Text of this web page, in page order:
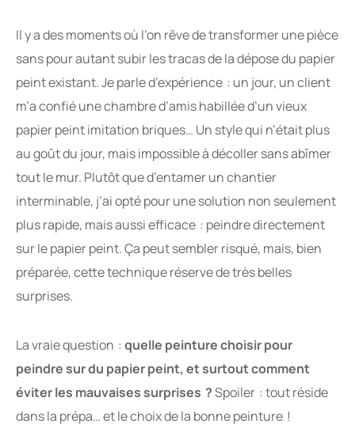
Il y a des moments où l’on rêve de transformer une pièce
sans pour autant subir les tracas de la dépose du papier
peint existant. Je parle d’expérience : un jour, un client
m’a confié une chambre d’amis habillée d’un vieux
papier peint imitation briques… Un style qui n’était plus
au goût du jour, mais impossible à décoller sans abîmer
tout le mur. Plutôt que d’entamer un chantier
interminable, j’ai opté pour une solution non seulement
plus rapide, mais aussi efficace : peindre directement
sur le papier peint. Ça peut sembler risqué, mais, bien
préparée, cette technique réserve de très belles
surprises.
La vraie question : quelle peinture choisir pour
peindre sur du papier peint, et surtout comment
éviter les mauvaises surprises ?Spoiler : tout réside
dans la prépa… et le choix de la bonne peinture !